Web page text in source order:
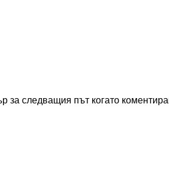
за следващия път когато